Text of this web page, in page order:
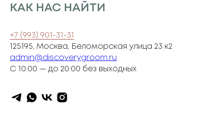
КАК НАС НАЙТИ
+7 (993) 901-31-31
125195, Москва, Беломорская улица 23 к2
admin@discoverygroom.ru
С 10:00 — до 20:00 без выходных